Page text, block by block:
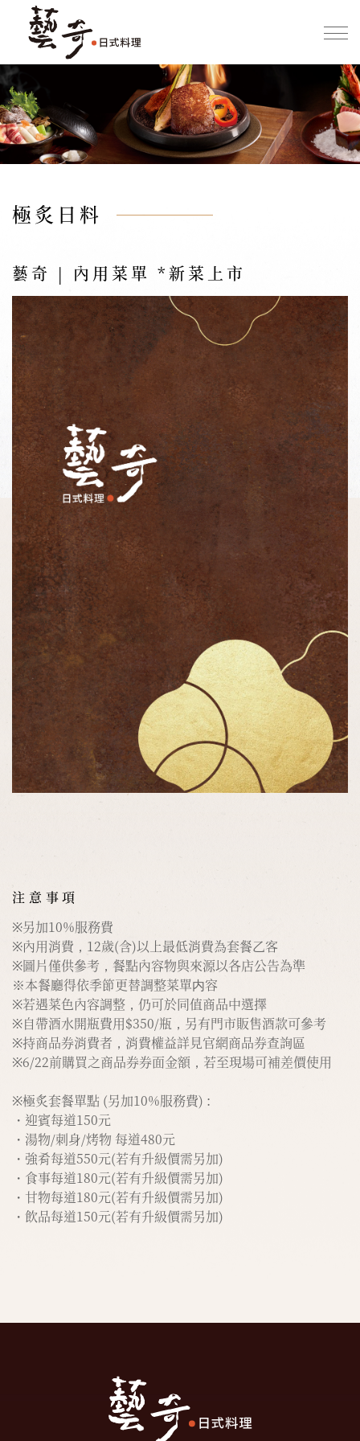
極炙日料
藝奇 | 內用菜單 *新菜上市
注意事項
※另加10%服務費
※內用消費，12歲(含)以上最低消費為套餐乙客
※圖片僅供參考，餐點內容物與來源以各店公告為準
※本餐廳得依季節更替調整菜單内容
※若遇菜色內容調整，仍可於同值商品中選擇
※自帶酒水開瓶費用$350/瓶，另有門市販售酒款可參考
※持商品券消費者，消費權益詳見官網商品券查詢區
※6/22前購買之商品券券面金額，若至現場可補差價使用
※極炙套餐單點 (另加10%服務費) :
・迎賓每道150元
・湯物/刺身/烤物 每道480元
・強肴每道550元(若有升級價需另加)
・食事每道180元(若有升級價需另加)
・甘物每道180元(若有升級價需另加)
・飲品每道150元(若有升級價需另加)